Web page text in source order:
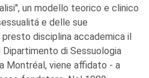
un modello teorico e clinico
e delle sue
disciplina accademica il
di Sessuologia
Montréal, viene affidato - a